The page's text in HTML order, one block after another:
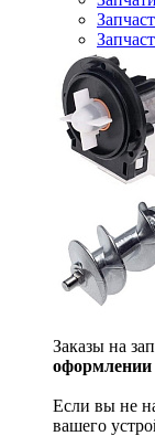
Заказы на
оформлении
Если вы не
вашего